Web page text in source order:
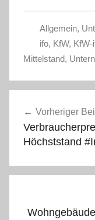
Allgemein,
ifo, KfW, KfW-
Mittelstand,
Vorheriger
Höchststand